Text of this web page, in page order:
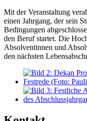
Mit der Veranstaltung
einen Jahrgang, der sein
Bedingungen
den Beruf startet. Die
Absolventinnen und
den nächsten